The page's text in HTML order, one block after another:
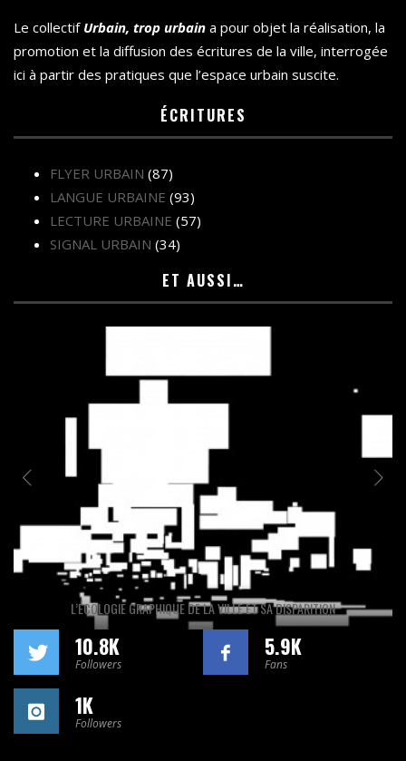
Le collectif Urbain, trop urbain a pour objet la réalisation, la
promotion et la diffusion des écritures de la ville, interrogée
ici à partir des pratiques que l’espace urbain suscite.
ÉCRITURES
FLYER URBAIN (87)
LANGUE URBAINE (93)
LECTURE URBAINE (57)
SIGNAL URBAIN (34)
ET AUSSI…
L’ÉCOLOGIE GRAPHIQUE DE LA VILLE ET SA DISPARITION
10.8K
Followers
5.9K
Fans
1K
Followers